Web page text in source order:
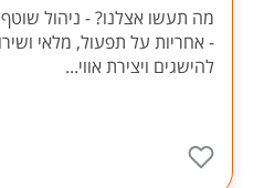
מה תעשו אצלנו? - ניהול
- אחריות על תפעול, מלאי
להישגים ויצירת אווי...